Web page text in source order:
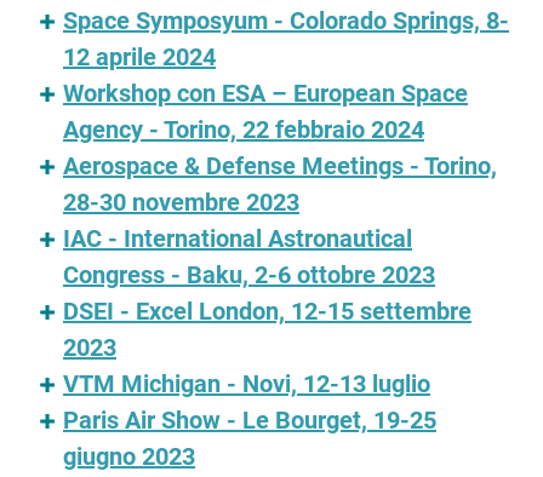
Space Symposyum - Colorado Springs, 8-
12 aprile 2024
Workshop con ESA – European Space
Agency - Torino, 22 febbraio 2024
Aerospace & Defense Meetings - Torino,
28-30 novembre 2023
IAC - International Astronautical
Congress - Baku, 2-6 ottobre 2023
DSEI - Excel London, 12-15 settembre
2023
VTM Michigan - Novi, 12-13 luglio
Paris Air Show - Le Bourget, 19-25
giugno 2023